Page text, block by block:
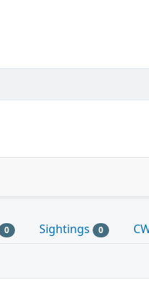
0 Sightings 0